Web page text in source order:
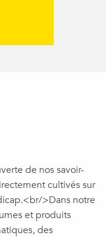
de nos savoir-
cultivés sur
>Dans notre
et produits
des